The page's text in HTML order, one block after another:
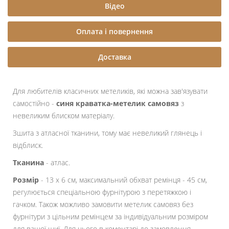
Відео
Оплата і повернення
Доставка
Для любителів класичних метеликів, які можна зав'язувати
самостійно - синя краватка-метелик самовяз з
невеликим блиском матеріалу.
Зшита з атласної тканини, тому має невеликий глянець і
відблиск.
Тканина - атлас.
Розмір - 13 х 6 см, максимальний обхват ремінця - 45 см,
регулюється спеціальною фурнітурою з перетяжкою і
гачком. Також можливо замовити метелик самовяз без
фурнітури з цільним ремінцем за індивідуальним розміром